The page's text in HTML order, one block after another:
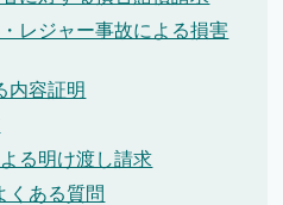
レジャー事故による損害
内容証明
る明け渡し請求
くある質問